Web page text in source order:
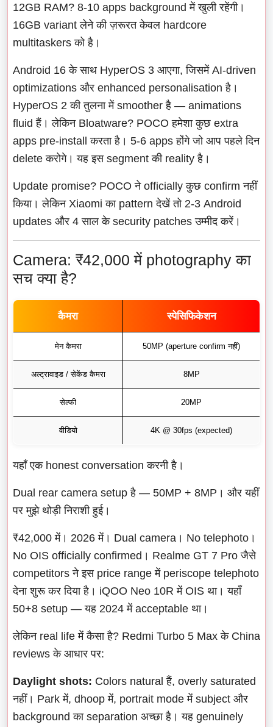
12GB RAM? 8-10 apps background में खुली रहेंगी।
16GB variant लेने की ज़रूरत केवल hardcore
multitaskers को है।
Android 16 के साथ HyperOS 3 आएगा, जिसमें AI-driven
optimizations और enhanced personalisation है।
HyperOS 2 की तुलना में smoother है — animations
fluid हैं। लेकिन Bloatware? POCO हमेशा कुछ extra
apps pre-install करता है। 5-6 apps होंगे जो आप पहले दिन
delete करोगे। यह इस segment की reality है।
Update promise? POCO ने officially कुछ confirm नहीं
किया। लेकिन Xiaomi का pattern देखें तो 2-3 Android
updates और 4 साल के security patches उम्मीद करें।
Camera: ₹42,000 में photography का
सच क्या है?
कैमरा स्पेसिफिकेशन
मेन कैमरा 50MP (aperture confirm नहीं)
अल्ट्रावाइड / सेकेंड कैमरा 8MP
सेल्फी 20MP
वीडियो 4K @ 30fps (expected)
यहाँ एक honest conversation करनी है।
Dual rear camera setup है — 50MP + 8MP। और यहीं
पर मुझे थोड़ी निराशी हुई।
₹42,000 में। 2026 में। Dual camera। No telephoto।
No OIS officially confirmed। Realme GT 7 Pro जैसे
competitors ने इस price range में periscope telephoto
देना शुरू कर दिया है। iQOO Neo 10R में OIS था। यहाँ
50+8 setup — यह 2024 में acceptable था।
लेकिन real life में कैसा है? Redmi Turbo 5 Max के China
reviews के आधार पर:
Daylight shots: Colors natural हैं, overly saturated
नहीं। Park में, dhoop में, portrait mode में subject और
background का separation अच्छा है। यह genuinely